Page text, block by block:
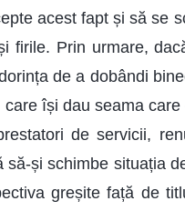
acest fapt și să se
firile. Prin urmare,
de a dobândi
își dau seama
de servicii,
să-și schimbe situația
greșite față de